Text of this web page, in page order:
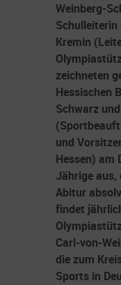
Weinberg-
Kremin
zeichneten
Hessischen
Schwarz
und
Hessen) am
Jährige aus,
Abitur
findet
Carl-von-
die zum
Sports in